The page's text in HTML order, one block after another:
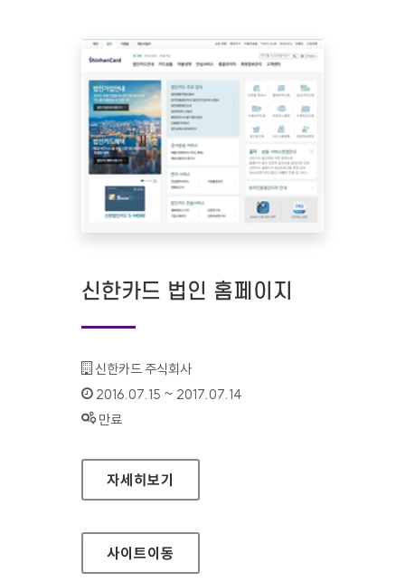
신한카드 법인 홈페이지
기관명 :
신한카드 주식회사
인증기간 :
2016.07.15 ~ 2017.07.14
상태 :
만료
신한카드 법인 홈페이지
자세히보기
사이트이동